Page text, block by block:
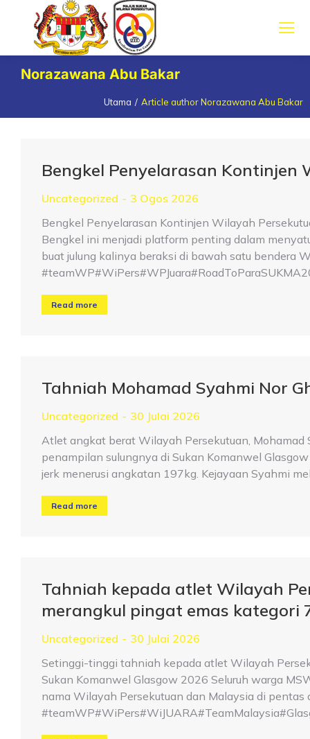
Norazawana Abu Bakar
Utama Article author Norazawana Abu Bakar
Bengkel Penyelarasan Kontinjen
Uncategorized
3 Ogos 2026
Bengkel Penyelarasan Kontinjen Wilayah
Bengkel ini menjadi platform penting dalam
buat julung kalinya beraksi di bawah satu bendera
Read more
Tahniah Mohamad Syahmi Nor
Uncategorized
30 Julai 2026
Atlet angkat berat Wilayah Persekutuan,
penampilan sulungnya di Sukan Komanwel
jerk menerusi angkatan 197kg. Kejayaan Syahmi
Read more
Tahniah kepada atlet Wilayah
merangkul pingat emas kategori
Uncategorized
30 Julai 2026
Setinggi-tinggi tahniah kepada atlet Wilayah
Sukan Komanwel Glasgow 2026 Seluruh warga
nama Wilayah Persekutuan dan Malaysia di pentas